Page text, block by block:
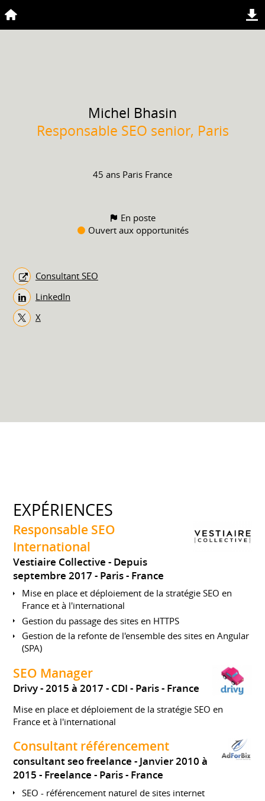
Michel Bhasin
Responsable SEO senior, Paris
45 ans Paris France
En poste
Ouvert aux opportunités
Consultant SEO
LinkedIn
X
EXPÉRIENCES
Responsable SEO
International
Vestiaire Collective
Depuis
septembre 2017 Paris France
Mise en place et déploiement de la stratégie SEO en
France et à l'international
Gestion du passage des sites en HTTPS
Gestion de la refonte de l'ensemble des sites en Angular
(SPA)
SEO Manager
Drivy 2015 à 2017 CDI Paris France
Mise en place et déploiement de la stratégie SEO en
France et à l'international
Consultant référencement
consultant seo freelance
Janvier 2010 à
2015 Freelance Paris France
SEO - référencement naturel de sites internet